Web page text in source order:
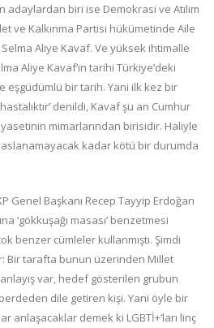
adaylardan biri ise Demokrasi ve Atılım
ve Kalkınma Partisi hükümetinde Aile
Aliye Kavaf. Ve yüksek ihtimalle
Aliye Kavaf’ın tarihi Türkiye’deki
bir tarih. Yani ilk kez bir
denildi, Kavaf şu an Cumhur
mimarlarından birisidir. Haliyle
kadar kötü bir durumda
Genel Başkanı Recep Tayyip Erdoğan
‘gökkuşağı masası’ benzetmesi
benzer cümleler kullanmıştı. Şimdi
Bir tarafta bunun üzerinden Millet
var, hedef gösterilen grubun
dile getiren kişi. Yani öyle bir
anlaşacaklar demek ki LGBTİ+’ları linç